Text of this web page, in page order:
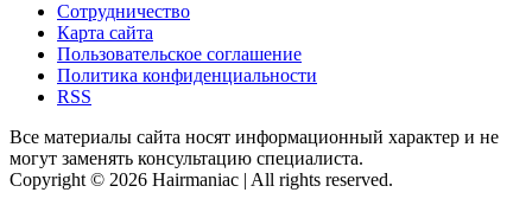
Сотрудничество
Карта сайта
Пользовательское соглашение
Политика конфиденциальности
RSS
Все материалы сайта носят информационный характер и не
могут заменять консультацию специалиста.
Copyright © 2026 Hairmaniac | All rights reserved.